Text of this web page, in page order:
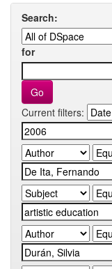
Search:
for
Current filters: